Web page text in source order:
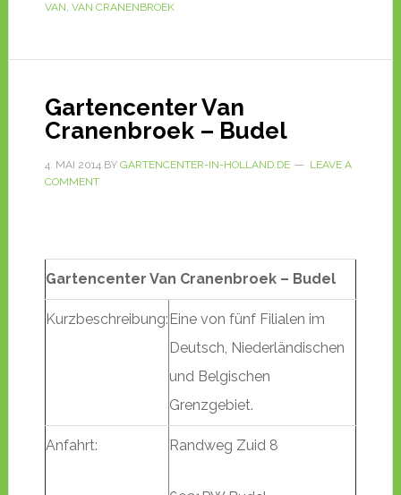
VAN, VAN CRANENBROEK
Gartencenter Van
Cranenbroek – Budel
4. MAI 2014BY GARTENCENTER-IN-HOLLAND.DE
LEAVE A
COMMENT
Gartencenter Van Cranenbroek – Budel
Kurzbeschreibung: Eine von fünf Filialen im
Deutsch, Niederländischen
und Belgischen
Grenzgebiet.
Anfahrt: Randweg Zuid 8